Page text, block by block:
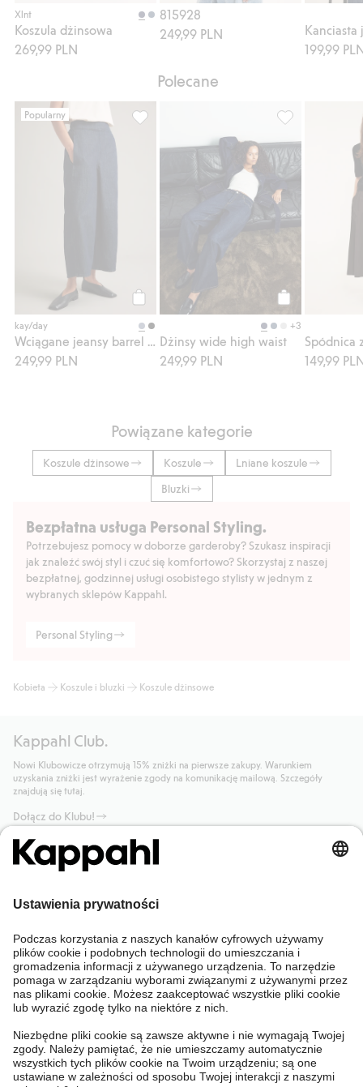
Xlnt
Koszula dżinsowa
269,99 PLN
815928
249,99 PLN
199,99
Polecane
Popularny
Kup
kay/day
249,99 PLN
Wciągane jeansy barrel fit cropped,
Kup
+3
Dżinsy wide high waist
249,99 PLN
149,99
Powiązane kategorie
Koszule dżinsowe Koszule
Lniane koszule
Bluzki
Bezpłatna usługa Personal Styling.
Potrzebujesz pomocy w doborze garderoby? Szukasz inspiracji
jak znaleźć swój styl i czuć się komfortowo? Skorzystaj z naszej
bezpłatnej, godzinnej usługi osobistego stylisty w jednym z
wybranych sklepów Kappahl.
Personal Styling
Kobieta Koszule i bluzki Koszule dżinsowe
Kappahl Club.
Nowi Klubowicze otrzymują 15% zniżki na pierwsze zakupy. Warunkiem
uzyskania zniżki jest wyrażenie zgody na komunikację mailową. Szczegóły
znajdują się tutaj.
Dołącz do Klubu!
Potrzebujesz pomocy?
Sklep internetowy
Częste pytania
Twoje zamówienie
Kappahl Club
Mój profil
O nas